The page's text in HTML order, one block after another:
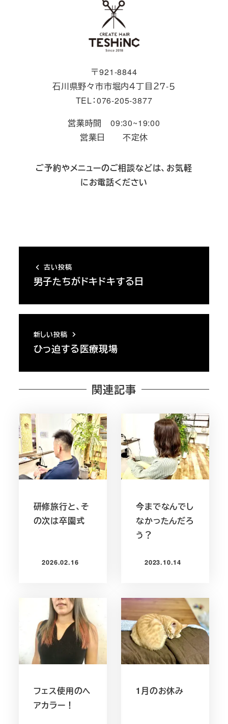
〒921-8844
石川県野々市市堀内４丁目２７-５
TEL：076-205-3877
営業時間 09:30~19:00
営業日 不定休
ご予約やメニューのご相談などは、お気軽
にお電話ください
古い投稿
男子たちがドキドキする日
新しい投稿
ひっ迫する医療現場
関連記事
研修旅行と、そ
の次は卒園式
投稿日
2026.02.16
今までなんでし
なかったんだろ
う？
投稿日
2023.10.14
フェス使用のヘ
アカラー！
1月のお休み